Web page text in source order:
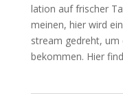
la­ti­on auf fri­scher
mei­nen, hier wird
stream gedreht, um
bekom­men. Hier